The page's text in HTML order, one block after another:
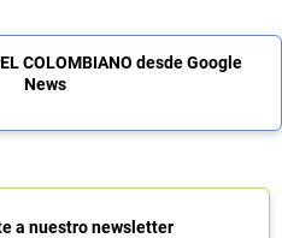
COLOMBIANO desde Google
News
a nuestro newsletter